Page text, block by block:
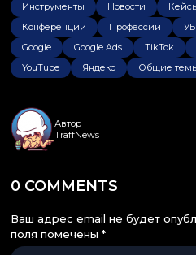
Инструменты
Новости
Конференции
Профессии
Google
Google Ads TikTok
YouTube
Яндекс Общие
Автор
TraffNews
0 COMMENTS
Ваш адрес email не будет
поля помечены *